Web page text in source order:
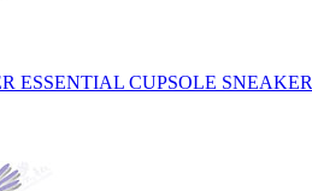
ESSENTIAL CUPSOLE SNEAKER